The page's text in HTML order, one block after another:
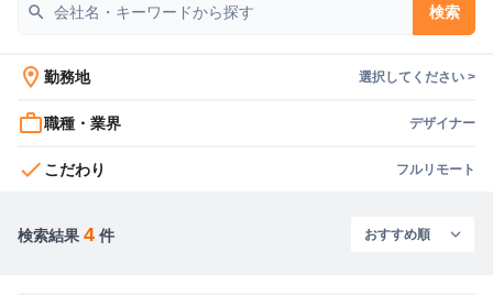
search 検索
location_on 勤務地 選択してください >
work_outline職種・業界 デザイナー
check こだわり フルリモート
検索結果 4 件